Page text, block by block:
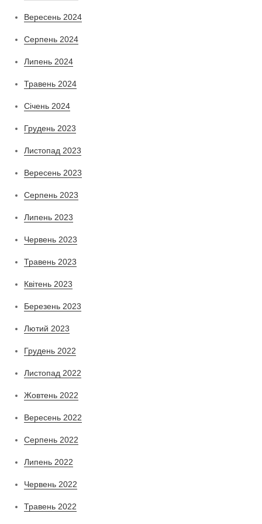
Вересень 2024
Серпень 2024
Липень 2024
Травень 2024
Січень 2024
Грудень 2023
Листопад 2023
Вересень 2023
Серпень 2023
Липень 2023
Червень 2023
Травень 2023
Квітень 2023
Березень 2023
Лютий 2023
Грудень 2022
Листопад 2022
Жовтень 2022
Вересень 2022
Серпень 2022
Липень 2022
Червень 2022
Травень 2022